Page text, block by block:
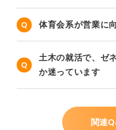
体育会系が営業に
土木の就活で、ゼ
か迷っています
関連